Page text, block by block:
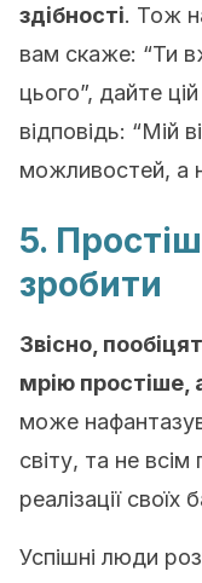
здібності. Тож
вам скаже: “Ти
цього”, дайте
відповідь: “Мій
можливостей, а
5.
зробити
Звісно,
мрію простіше,
може
світу, та не
реалізації своїх
Успішні люди